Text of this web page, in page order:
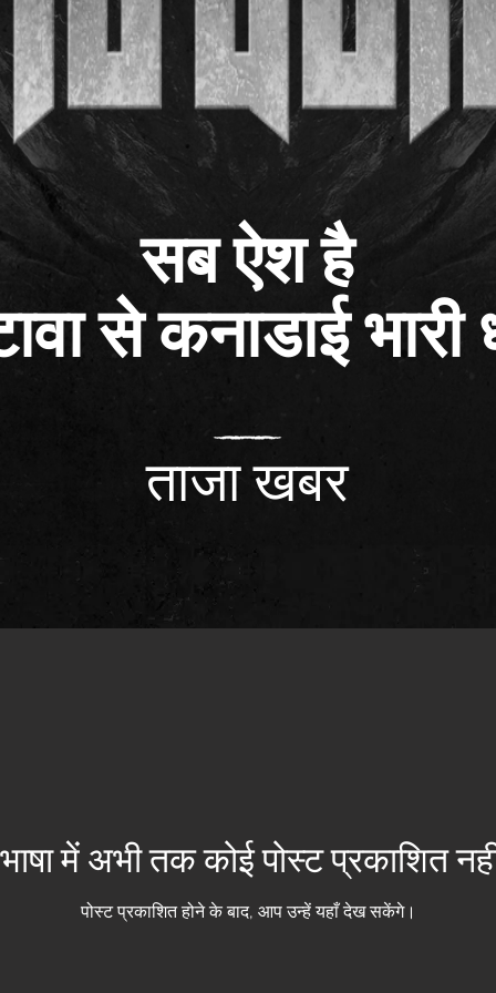
सब ऐश है
से कनाडाई भारी
ताजा खबर
में अभी तक कोई पोस्ट प्रकाशित
पोस्ट प्रकाशित होने के बाद, आप उन्हें यहाँ देख सकेंगे।